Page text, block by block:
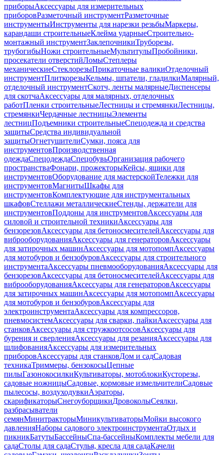
приборыАксессуары для измерительных
приборовРазметочный инструментРазметочные
инструментыИнструменты для нарезки резьбыМаркеры,
карандаши строительныеКлейма ударныеСтроительно-
монтажный инструментЗаклепочникиТруборезы,
трубогибыНожи строительныеМультитулыПробойники,
просекатели отверстийЛомыСтеплеры
механическиеСтеклорезыПрикаточные валикиОтделочный
инструментПлиткорезыКельмы, шпатели, гладилкиМалярный,
отделочный инструментСкотч, ленты малярныеДиспенсеры
для скотчаАксессуары для малярных, отделочных
работПленки строительныеЛестницы и стремянкиЛестницы,
стремянкиЧердачные лестницыЭлементы
лестницПодъемники строительныеСпецодежда и средства
защитыСредства индивидуальной
защитыОгнетушителиСумки, пояса для
инструментовПроизводственная
одеждаСпецодеждаСпецобувьОрганизация рабочего
пространстваФонари, прожекторыКейсы, ящики для
инструментовОборудование для мастерскойТележки для
инструментовМагнитыШкафы для
инструментовКомплектующие для инструментальных
шкафовСтеллажи металлическиеСтенды, держатели для
инструментовПоддоны для инструментовАксессуары для
силовой и строительной техникиАксессуары для
бензорезовАксессуары для бетоносмесителейАксессуары для
виброоборудованияАксессуары для генераторовАксессуары
для затирочных машинАксессуары для мотопомпАксессуары
для мотобуров и бензобуровАксессуары для строительного
инструментаАксессуары пневмооборудованияАксессуары для
бензорезовАксессуары для бетоносмесителейАксессуары для
виброоборудованияАксессуары для генераторовАксессуары
для затирочных машинАксессуары для мотопомпАксессуары
для мотобуров и бензобуровАксессуары для
электроинструментаАксессуары для компрессоров,
пневмосистемАксессуары для сварки, пайкиАксессуары для
станковАксессуары для стружкоотсосовАксессуары для
бурения и сверленияАксессуары для резанияАксессуары для
шлифованияАксессуары для измерительных
приборовАксессуары для станковДом и садСадовая
техникаТриммеры, бензокосыЦепные
пилыГазонокосилкиКультиваторы, мотоблокиКусторезы,
садовые ножницыСадовые, кормовые измельчителиСадовые
пылесосы, воздуходувкиАэраторы,
скарификаторыСнегоуборщикиДровоколыСеялки,
разбрасыватели
семянМинитракторыМиникультиваторыМойки высокого
давленияНаборы садового электроинструментаОтдых и
пикникБатутыБассейныСпа-бассейныКомплекты мебели для
садаСтолы для садаСтулья, кресла для садаКачели